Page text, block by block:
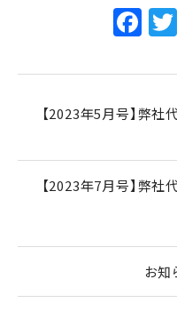
【2023年5月号】弊
お知
【2023年7月号】弊